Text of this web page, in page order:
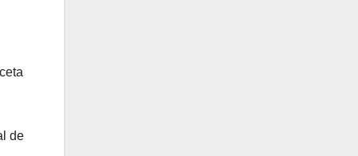
de